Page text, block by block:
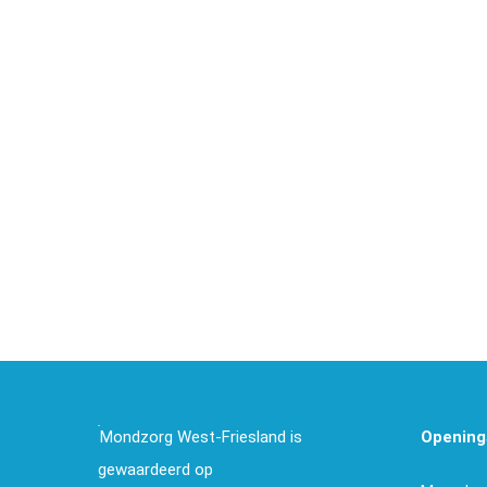
Mondzorg West-Friesland is
gewaardeerd op